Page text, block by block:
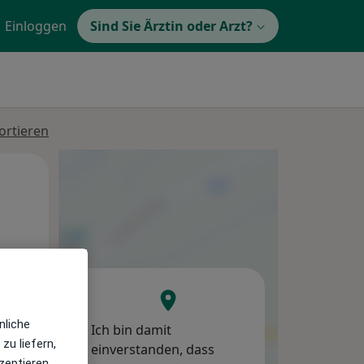
Einloggen Sind Sie Ärztin oder Arzt?
Ich bin damit
einverstanden, dass
liefern,